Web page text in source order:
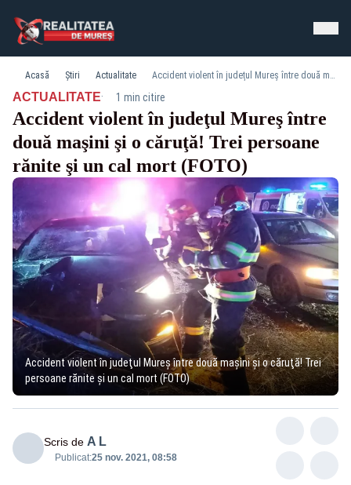
Acasă Știri Actualitate Accident violent în judeţul Mureş între două maşini şi o căruţă! Trei persoane rănite şi un cal mort (FOTO)
ACTUALITATE· 1 min citire
Accident violent în judeţul Mureş între
două maşini şi o căruţă! Trei persoane
rănite şi un cal mort (FOTO)
Accident violent în judeţul Mureş între două maşini şi o căruţă! Trei
persoane rănite şi un cal mort (FOTO)
Scris de A L
Publicat:25 nov. 2021, 08:58